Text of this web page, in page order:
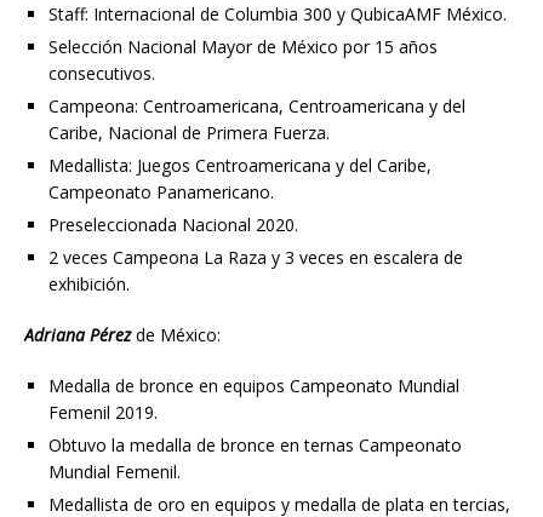
Staff: Internacional de Columbia 300 y QubicaAMF México.
Selección Nacional Mayor de México por 15 años
consecutivos.
Campeona: Centroamericana, Centroamericana y del
Caribe, Nacional de Primera Fuerza.
Medallista: Juegos Centroamericana y del Caribe,
Campeonato Panamericano.
Preseleccionada Nacional 2020.
2 veces Campeona La Raza y 3 veces en escalera de
exhibición.
Adriana Pérezde México:
Medalla de bronce en equipos Campeonato Mundial
Femenil 2019.
Obtuvo la medalla de bronce en ternas Campeonato
Mundial Femenil.
Medallista de oro en equipos y medalla de plata en tercias,